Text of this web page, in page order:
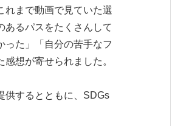
まで動画で見ていた選
あるパスをたくさんして
った」「自分の苦手なフ
想が寄せられました。
供するとともに、SDGs